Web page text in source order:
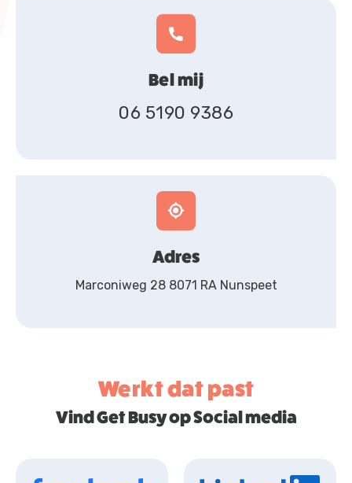
Bel mij
06 5190 9386
Adres
Marconiweg 28 8071 RA Nunspeet
Werkt dat past
Vind Get Busy op Social media